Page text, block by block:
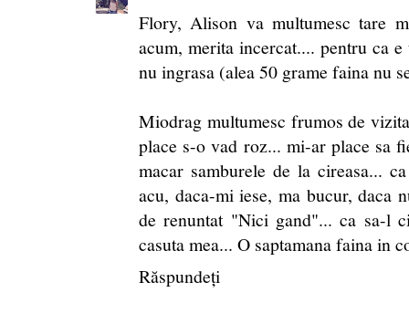
Flory, Alison va multumesc tare
acum, merita incercat.... pentru ca
nu ingrasa (alea 50 grame faina nu
Miodrag multumesc frumos de
place s-o vad roz... mi-ar place sa
macar samburele de la cireasa...
acu, daca-mi iese, ma bucur, daca
de renuntat "Nici gand"... ca sa-l
casuta mea... O saptamana faina in
Răspundeți